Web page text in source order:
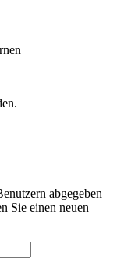
abgegeben
Sie einen neuen